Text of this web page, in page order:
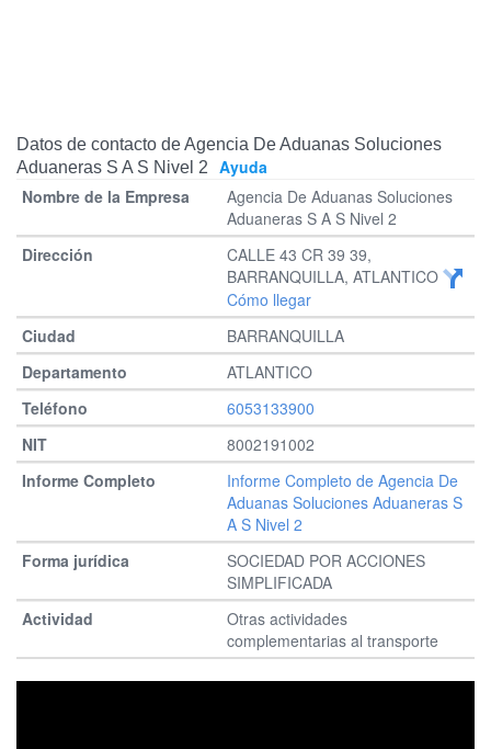
Datos de contacto de Agencia De Aduanas Soluciones
Aduaneras S A S Nivel 2
Ayuda
Agencia De Aduanas Soluciones
Aduaneras S A S Nivel 2
CALLE 43 CR 39 39,
BARRANQUILLA, ATLANTICO
Cómo llegar
BARRANQUILLA
ATLANTICO
6053133900
8002191002
Informe Completo de Agencia De
Aduanas Soluciones Aduaneras S
A S Nivel 2
SOCIEDAD POR ACCIONES
SIMPLIFICADA
Otras actividades
complementarias al transporte